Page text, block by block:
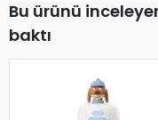
Bu ürünü
baktı